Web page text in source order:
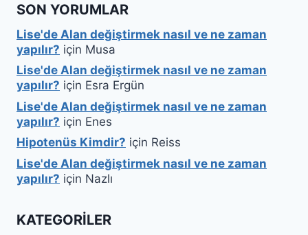
SON YORUMLAR
Lise'de Alan değiştirmek nasıl ve ne zaman
yapılır? için Musa
Lise'de Alan değiştirmek nasıl ve ne zaman
yapılır? için Esra Ergün
Lise'de Alan değiştirmek nasıl ve ne zaman
yapılır? için Enes
Hipotenüs Kimdir? için Reiss
Lise'de Alan değiştirmek nasıl ve ne zaman
yapılır? için Nazlı
KATEGORILER